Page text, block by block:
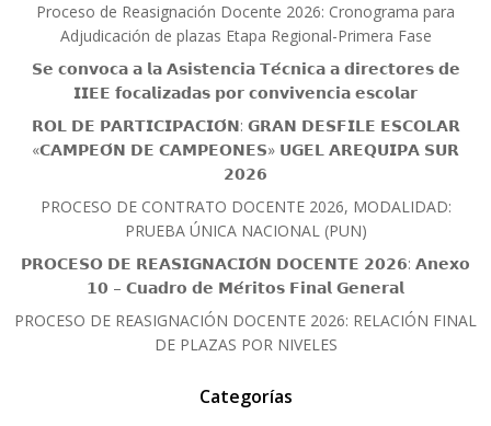
Proceso de Reasignación Docente 2026: Cronograma para
Adjudicación de plazas Etapa Regional-Primera Fase
𝗦𝗲 𝗰𝗼𝗻𝘃𝗼𝗰𝗮 𝗮 𝗹𝗮 𝗔𝘀𝗶𝘀𝘁𝗲𝗻𝗰𝗶𝗮 𝗧𝗲́𝗰𝗻𝗶𝗰𝗮 𝗮 𝗱𝗶𝗿𝗲𝗰𝘁𝗼𝗿𝗲𝘀 𝗱𝗲
𝗜𝗜𝗘𝗘 𝗳𝗼𝗰𝗮𝗹𝗶𝘇𝗮𝗱𝗮𝘀 𝗽𝗼𝗿 𝗰𝗼𝗻𝘃𝗶𝘃𝗲𝗻𝗰𝗶𝗮 𝗲𝘀𝗰𝗼𝗹𝗮𝗿
𝗥𝗢𝗟 𝗗𝗘 𝗣𝗔𝗥𝗧𝗜𝗖𝗜𝗣𝗔𝗖𝗜𝗢́𝗡: 𝗚𝗥𝗔𝗡 𝗗𝗘𝗦𝗙𝗜𝗟𝗘 𝗘𝗦𝗖𝗢𝗟𝗔𝗥
«𝗖𝗔𝗠𝗣𝗘𝗢́𝗡 𝗗𝗘 𝗖𝗔𝗠𝗣𝗘𝗢𝗡𝗘𝗦» 𝗨𝗚𝗘𝗟 𝗔𝗥𝗘𝗤𝗨𝗜𝗣𝗔 𝗦𝗨𝗥
𝟮𝟬𝟮𝟲
PROCESO DE CONTRATO DOCENTE 2026, MODALIDAD:
PRUEBA ÚNICA NACIONAL (PUN)
𝗣𝗥𝗢𝗖𝗘𝗦𝗢 𝗗𝗘 𝗥𝗘𝗔𝗦𝗜𝗚𝗡𝗔𝗖𝗜𝗢́𝗡 𝗗𝗢𝗖𝗘𝗡𝗧𝗘 𝟮𝟬𝟮𝟲: 𝗔𝗻𝗲𝘅𝗼
𝟭𝟬 – 𝗖𝘂𝗮𝗱𝗿𝗼 𝗱𝗲 𝗠𝗲́𝗿𝗶𝘁𝗼𝘀 𝗙𝗶𝗻𝗮𝗹 𝗚𝗲𝗻𝗲𝗿𝗮𝗹
PROCESO DE REASIGNACIÓN DOCENTE 2026: RELACIÓN FINAL
DE PLAZAS POR NIVELES
Categorías